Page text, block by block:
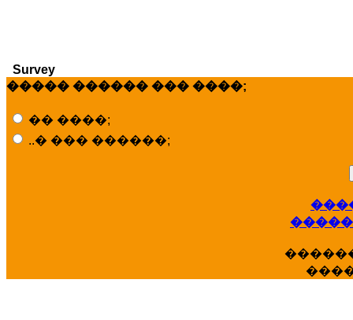
Survey
����� ������ ��� ����;
�� ����;
..� ��� ������;